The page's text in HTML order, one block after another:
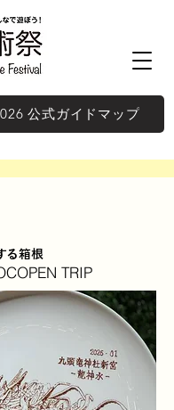
公式ガイドマップ
る箱根
TRIP